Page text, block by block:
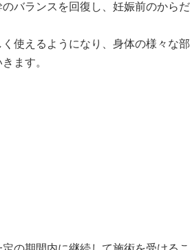
バランスを回復し、妊娠前のから
使えるようになり、身体の様々な
ます。